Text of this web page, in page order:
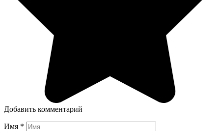
Добавить комментарий
Имя *